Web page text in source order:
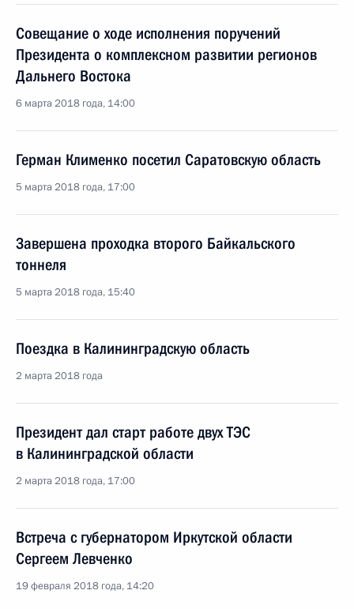
Совещание о ходе исполнения поручений
Президента о комплексном развитии регионов
Дальнего Востока
6 марта 2018 года, 14:00
Герман Клименко посетил Саратовскую область
5 марта 2018 года, 17:00
Завершена проходка второго Байкальского
тоннеля
5 марта 2018 года, 15:40
Поездка в Калининградскую область
2 марта 2018 года
Президент дал старт работе двух ТЭС
в Калининградской области
2 марта 2018 года, 17:00
Встреча с губернатором Иркутской области
Сергеем Левченко
19 февраля 2018 года, 14:20